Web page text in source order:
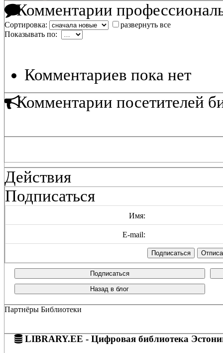
Комментарии
Сортировка:
развернуть все
Показывать по:
Комментариев пока нет
Комментарии посетителей
Действия
Подписаться
Имя:
E-mail:
Подписаться
Назад в блог
Партнёры Библиотеки
LIBRARY.EE - Цифровая библиотека